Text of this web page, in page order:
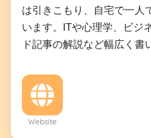
は引きこもり、自宅で一人
います。ITや心理学、ビジ
ド記事の解説など幅広く書
Website